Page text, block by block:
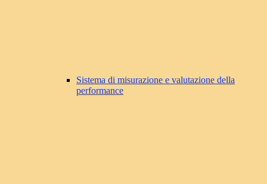
Sistema di misurazione e valutazione della
performance